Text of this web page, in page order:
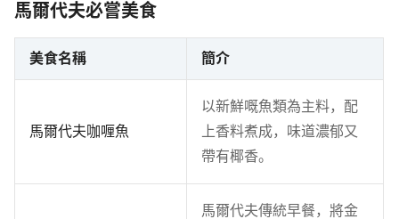
馬爾代夫必嘗美食
美食名稱 簡介
馬爾代夫咖喱魚
以新鮮嘅魚類為主料，配
上香料煮成，味道濃郁又
帶有椰香。
馬爾代夫傳統早餐，將金